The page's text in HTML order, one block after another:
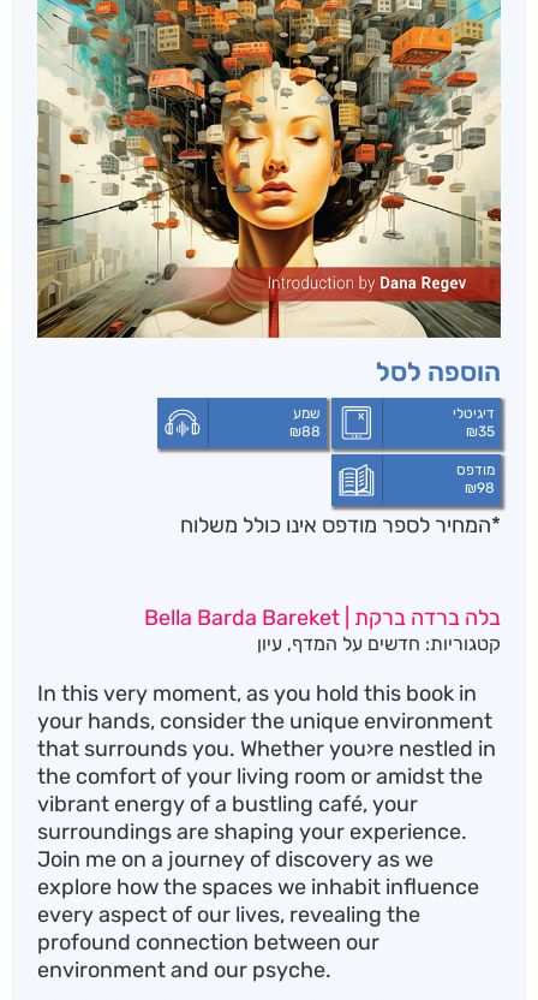
הוספה לסל
דיגיטלי
₪35
שמע
₪88
מודפס
₪98
*המחיר לספר מודפס אינו כולל משלוח
בלה ברדה ברקת | Bella Barda Bareket
קטגוריות: חדשים על המדף, עיון
In this very moment, as you hold this book in
your hands, consider the unique environment
that surrounds you. Whether you›re nestled in
the comfort of your living room or amidst the
vibrant energy of a bustling café, your
surroundings are shaping your experience.
Join me on a journey of discovery as we
explore how the spaces we inhabit influence
every aspect of our lives, revealing the
profound connection between our
environment and our psyche.